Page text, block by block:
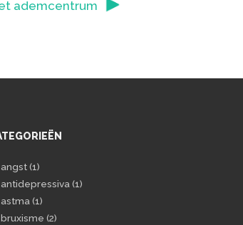
ademcentrum
angst(1)
antidepressiva (1)
astma (1)
bruxisme (2)